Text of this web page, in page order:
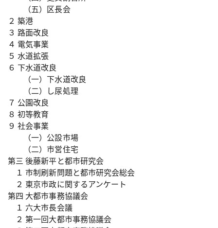
（五）区長会
２ 築港
３ 路面改良
４ 電気事業
５ 水道拡張
６ 下水道改良
（一）下水道改良
（二）し尿処理
７ 公園改良
８ 初等教育
９ 社会事業
（一）公設市場
（二）市営住宅
第三 後藤新平と都市研究会
１ 市制刷新問題と都市研究会総会
２ 東京市政に関するアンケート
第四 大都市事務協議会
１ 六大市長会議
２ 第一回大都市事務協議会